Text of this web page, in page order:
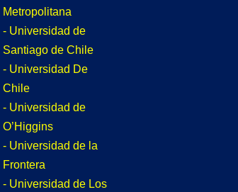
Metropolitana
- Universidad de
Santiago de Chile
- Universidad De
Chile
- Universidad de
O’Higgins
- Universidad de la
Frontera
- Universidad de Los